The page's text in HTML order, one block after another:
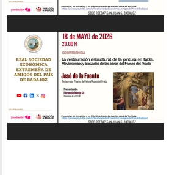
"La vuelta al mundo en 80
manicomios" por Blas Curado.
19/05/26